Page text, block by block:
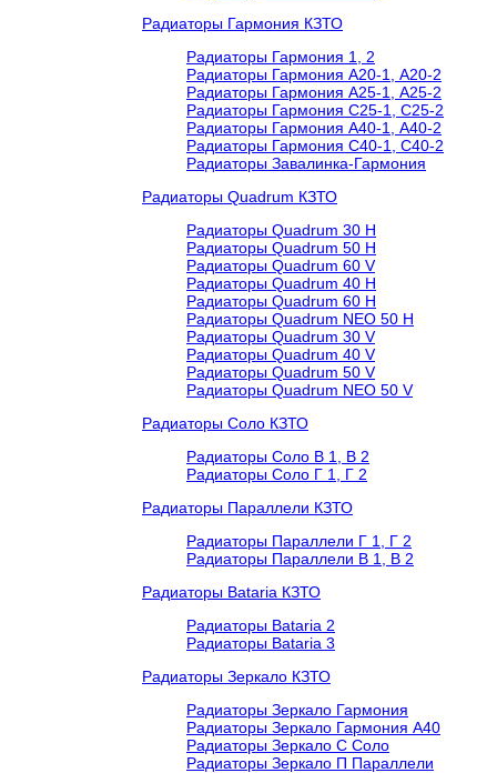
Радиаторы Гармония КЗТО
Радиаторы Гармония 1, 2
Радиаторы Гармония А20-1, А20-2
Радиаторы Гармония А25-1, А25-2
Радиаторы Гармония С25-1, С25-2
Радиаторы Гармония А40-1, А40-2
Радиаторы Гармония С40-1, С40-2
Радиаторы Завалинка-Гармония
Радиаторы Quadrum КЗТО
Радиаторы Quadrum 30 H
Радиаторы Quadrum 50 H
Радиаторы Quadrum 60 V
Радиаторы Quadrum 40 H
Радиаторы Quadrum 60 H
Радиаторы Quadrum NEO 50 H
Радиаторы Quadrum 30 V
Радиаторы Quadrum 40 V
Радиаторы Quadrum 50 V
Радиаторы Quadrum NEO 50 V
Радиаторы Соло КЗТО
Радиаторы Соло В 1, В 2
Радиаторы Соло Г 1, Г 2
Радиаторы Параллели КЗТО
Радиаторы Параллели Г 1, Г 2
Радиаторы Параллели В 1, В 2
Радиаторы Bataria КЗТО
Радиаторы Bataria 2
Радиаторы Bataria 3
Радиаторы Зеркало КЗТО
Радиаторы Зеркало Гармония
Радиаторы Зеркало Гармония А40
Радиаторы Зеркало С Соло
Радиаторы Зеркало П Параллели